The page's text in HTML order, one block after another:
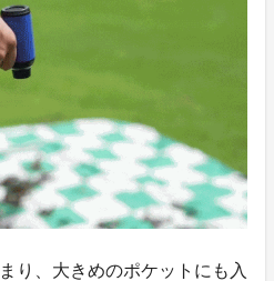
り、大きめのポケットにも入